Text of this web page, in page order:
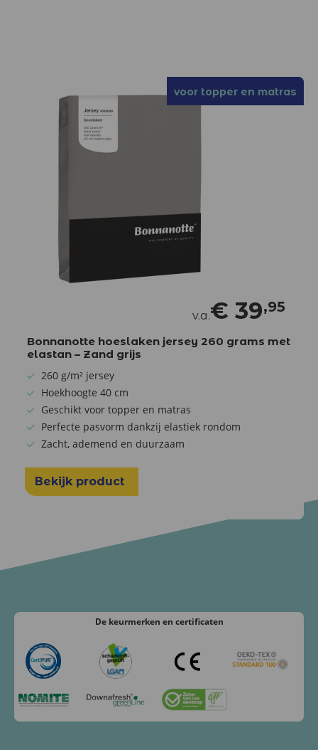
voor topper en matras
voor topper en matras
v.a.€ 39,95
Bonnanotte hoeslaken jersey 260 grams met
elastan – Zand grijs
260 g/m² jersey
Hoekhoogte 40 cm
Geschikt voor topper en matras
Perfecte pasvorm dankzij elastiek rondom
Zacht, ademend en duurzaam
Bekijk product
De keurmerken en certificaten